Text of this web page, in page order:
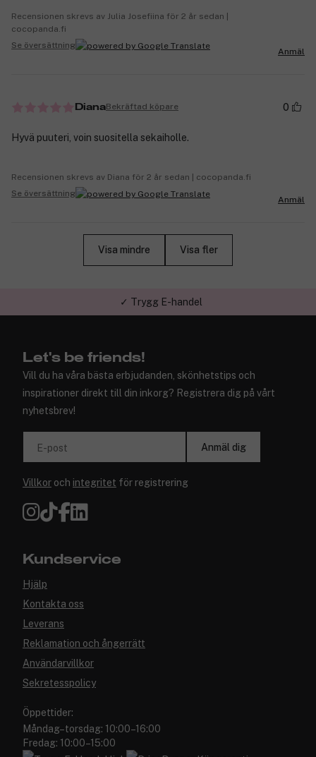
Recensionen skrevs av Julia Josefiina för 2 år sedan |
cocopanda.fi
Se översättning
Anmäl
DianaBekräftad köpare 0
Hyvä puuteri, voin suositella sekaiholle.
Recensionen skrevs av Diana för 2 år sedan | cocopanda.fi
Se översättning
Anmäl
Visa mindre Visa fler
✓ Trygg E-handel
Let's be friends!
Vill du ha våra bästa erbjudanden, skönhetstips och
inspirationer direkt till din inkorg? Registrera dig på vårt
nyhetsbrev!
E-post Anmäl dig
Villkor och integritet för registrering
Kundservice
Hjälp
Kontakta oss
Leverans
Reklamation och ångerrätt
Användarvillkor
Sekretesspolicy
Öppettider:
Måndag–torsdag: 10:00–16:00
Fredag: 10:00–15:00